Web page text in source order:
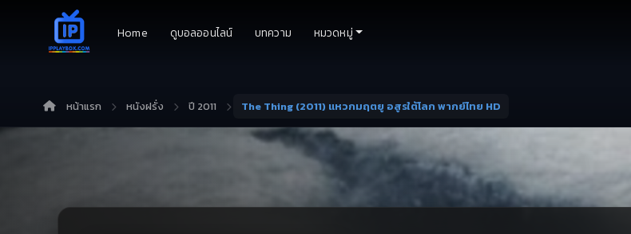
Home ดูบอลออนไลน์ บทความ หมวดหมู่
หน้าแรก หนังฝรั่ง ปี 2011 The Thing (2011) แหวกมฤตยู อสูรใต้โลก พากย์ไทย HD